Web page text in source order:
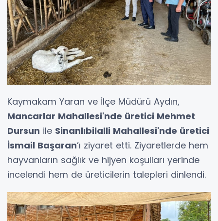
Kaymakam Yaran ve İlçe Müdürü Aydın,
Mancarlar Mahallesi'nde üretici Mehmet
Dursun ile Sinanlıbilalli Mahallesi'nde üretici
İsmail Başaran’ı ziyaret etti. Ziyaretlerde hem
hayvanların sağlık ve hijyen koşulları yerinde
incelendi hem de üreticilerin talepleri dinlendi.